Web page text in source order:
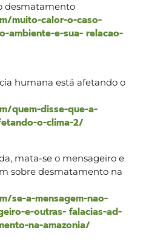
desmatamento
muito-calor-o-caso-
ambiente-e-sua- relacao-
humana está afetando o
quem-disse-que-a-
o-clima-2/
mata-se o mensageiro e
sobre desmatamento na
se-a-mensagem-nao-
e-outras- falacias-ad-
na-amazonia/